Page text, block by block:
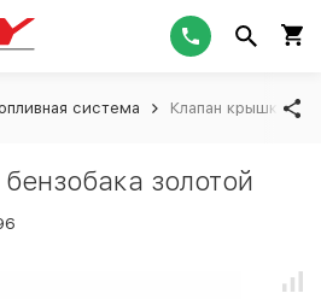
система Клапан крышки
золотой